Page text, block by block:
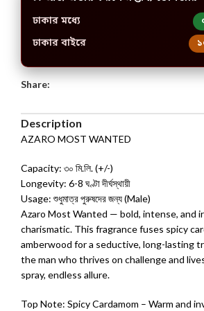
ঢাকার মধ্যে
ঢাকার বাইরে
Share:
Description
AZARO MOST WANTED
Capacity: ৩০ মি.লি. (+/-)
Longevity: 6-8 ঘণ্টা দীর্ঘস্থায়ী
Usage: শুধুমাত্র পুরুষদের জন্য (Male)
Azaro Most Wanted — bold, intense, and
charismatic. This fragrance fuses spicy
amberwood for a seductive, long-lasting
the man who thrives on challenge and
spray, endless allure.
Top Note: Spicy Cardamom – Warm and